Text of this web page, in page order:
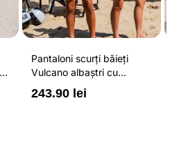
Pantaloni scurți băieți
Vulcano albaștri cu
buzunare cu fermoar,
impermeabili și talie
243.90 lei